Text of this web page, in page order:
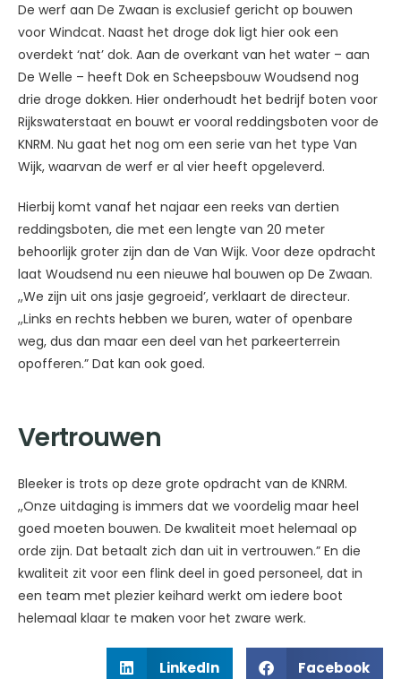
De werf aan De Zwaan is exclusief gericht op bouwen
voor Windcat. Naast het droge dok ligt hier ook een
overdekt ‘nat’ dok. Aan de overkant van het water – aan
De Welle – heeft Dok en Scheepsbouw Woudsend nog
drie droge dokken. Hier onderhoudt het bedrijf boten voor
Rijkswaterstaat en bouwt er vooral reddingsboten voor de
KNRM. Nu gaat het nog om een serie van het type Van
Wijk, waarvan de werf er al vier heeft opgeleverd.
Hierbij komt vanaf het najaar een reeks van dertien
reddingsboten, die met een lengte van 20 meter
behoorlijk groter zijn dan de Van Wijk. Voor deze opdracht
laat Woudsend nu een nieuwe hal bouwen op De Zwaan.
,,We zijn uit ons jasje gegroeid’, verklaart de directeur.
,,Links en rechts hebben we buren, water of openbare
weg, dus dan maar een deel van het parkeerterrein
opofferen.” Dat kan ook goed.
Vertrouwen
Bleeker is trots op deze grote opdracht van de KNRM.
,,Onze uitdaging is immers dat we voordelig maar heel
goed moeten bouwen. De kwaliteit moet helemaal op
orde zijn. Dat betaalt zich dan uit in vertrouwen.” En die
kwaliteit zit voor een flink deel in goed personeel, dat in
een team met plezier keihard werkt om iedere boot
helemaal klaar te maken voor het zware werk.
LinkedIn Facebook